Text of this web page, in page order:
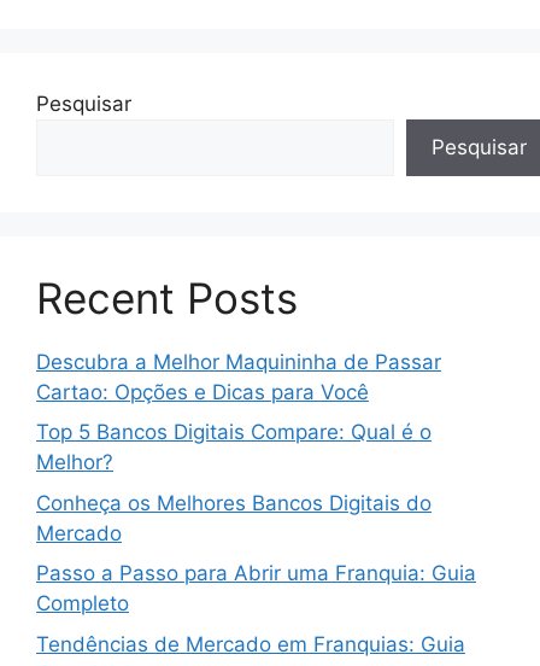
Pesquisar
Pesquisar
Recent Posts
Descubra a Melhor Maquininha de Passar
Cartao: Opções e Dicas para Você
Top 5 Bancos Digitais Compare: Qual é o
Melhor?
Conheça os Melhores Bancos Digitais do
Mercado
Passo a Passo para Abrir uma Franquia: Guia
Completo
Tendências de Mercado em Franquias: Guia